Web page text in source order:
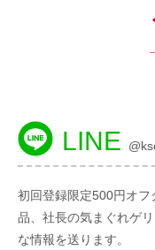
LINE
初回登録限定500円オ
品、社長の気まぐれゲ
な情報を送ります。